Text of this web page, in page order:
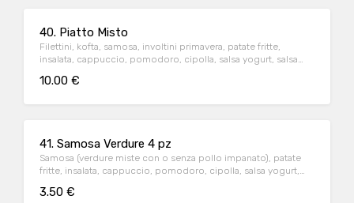
40. Piatto Misto
Filettini, kofta, samosa, involtini primavera, patate fritte,
insalata, cappuccio, pomodoro, cipolla, salsa yogurt, salsa
10.00 €
41. Samosa Verdure 4 pz
Samosa (verdure miste con o senza pollo impanato), patate
fritte, insalata, cappuccio, pomodoro, cipolla, salsa yogurt,
3.50 €